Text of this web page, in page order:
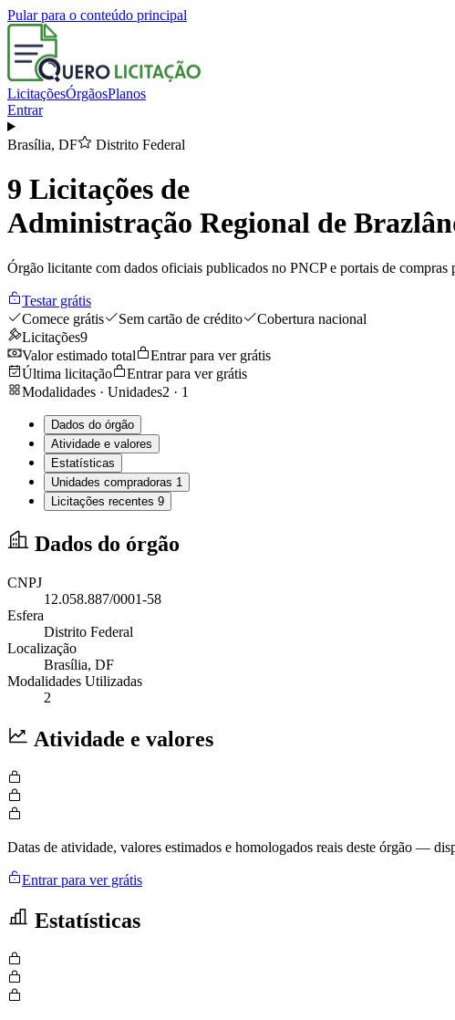
Pular para o conteúdo principal
LicitaçõesÓrgãosPlanos
Entrar
Brasília, DF Distrito Federal
9 Licitações de
Administração Regional de
Órgão licitante com dados oficiais publicados no PNCP e portais de
Testar grátis
Comece grátis
Sem cartão de crédito
Cobertura nacional
Licitações9
Valor estimado total
Entrar para ver grátis
Última licitação
Entrar para ver grátis
Modalidades · Unidades2 · 1
Dados do órgão
Atividade e valores
Estatísticas
Unidades compradoras 1
Licitações recentes 9
Dados do órgão
CNPJ
12.058.887/0001-58
Esfera
Distrito Federal
Localização
Brasília, DF
Modalidades Utilizadas
2
Atividade e valores
Datas de atividade, valores estimados e homologados reais deste órgão —
Entrar para ver grátis
Estatísticas